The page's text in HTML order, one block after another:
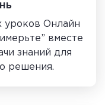
уроков Онлайн
вместе
знаний для
решения.